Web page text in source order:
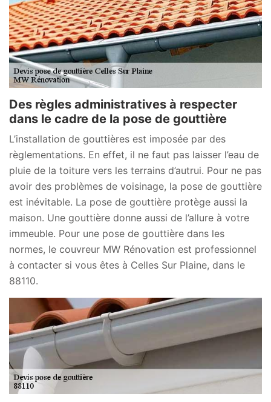
Des règles administratives à respecter
dans le cadre de la pose de gouttière
L’installation de gouttières est imposée par des
règlementations. En effet, il ne faut pas laisser l’eau de
pluie de la toiture vers les terrains d’autrui. Pour ne pas
avoir des problèmes de voisinage, la pose de gouttière
est inévitable. La pose de gouttière protège aussi la
maison. Une gouttière donne aussi de l’allure à votre
immeuble. Pour une pose de gouttière dans les
normes, le couvreur MW Rénovation est professionnel
à contacter si vous êtes à Celles Sur Plaine, dans le
88110.